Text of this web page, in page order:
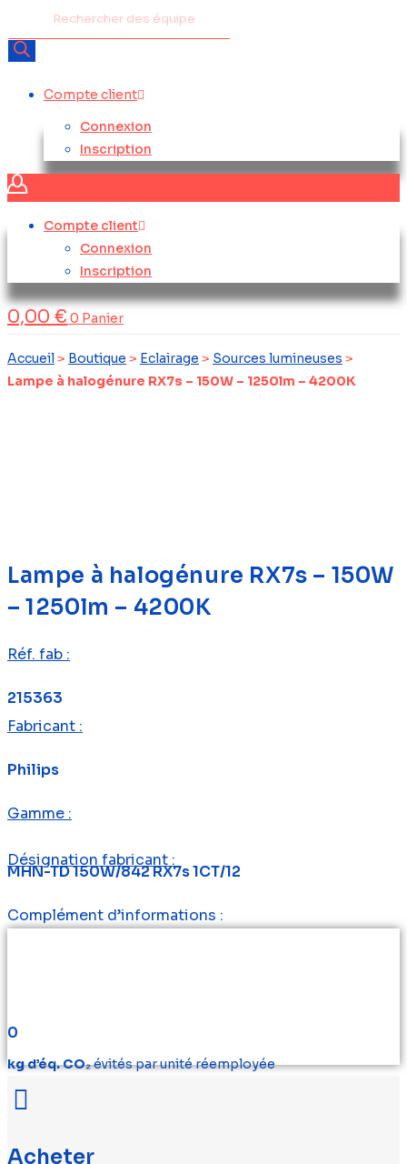
Compte client
Connexion
Inscription
Compte client
Connexion
Inscription
0,00 € 0 Panier
Accueil> Boutique > Eclairage > Sources lumineuses >
Lampe à halogénure RX7s – 150W – 1250lm – 4200K
Lampe à halogénure RX7s – 150W
– 1250lm – 4200K
Réf. fab :
215363
Fabricant :
Philips
Gamme :
Désignation fabricant :
MHN-TD 150W/842 RX7s 1CT/12
Complément d’informations :
0
kg d’éq. CO₂évités par unité réemployée
Acheter